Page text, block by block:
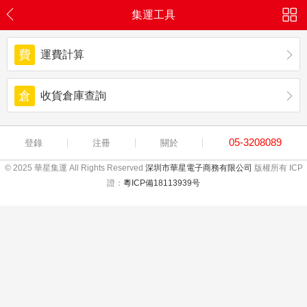
集運工具
費 運費計算
倉 收貨倉庫查詢
登錄 注冊 關於 05-3208089
© 2025 華星集運 All Rights Reserved 深圳市華星電子商務有限公司 版權所有 ICP
證： 粵ICP備18113939号